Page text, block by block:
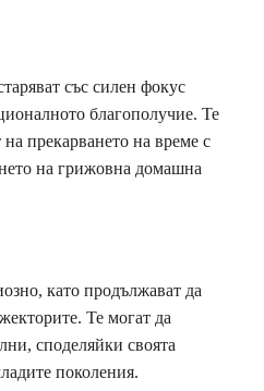
със силен фокус
благополучие. Те
прекарването на време с
на грижовна домашна
като продължават да
Те могат да
споделяйки своята
поколения.